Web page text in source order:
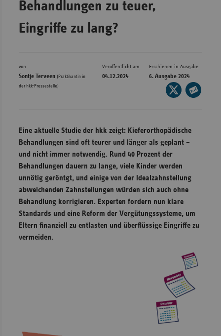
Hessen
Behandlungen zu teuer,
Eingriffe zu lang?
von
Sontje Terveen (Praktikantin in
der hkk-Pressestelle)
Veröffentlicht am
04.12.2024
Erschienen in Ausgabe
6. Ausgabe 2024
Seite
auf
Eine aktuelle Studie der hkk zeigt: Kieferorthopädische
Behandlungen sind oft teurer und länger als geplant –
und nicht immer notwendig. Rund 40 Prozent der
Behandlungen dauern zu lange, viele Kinder werden
unnötig geröntgt, und einige von der Idealzahnstellung
abweichenden Zahnstellungen würden sich auch ohne
Behandlung korrigieren. Experten fordern nun klare
Standards und eine Reform der Vergütungssysteme, um
Eltern finanziell zu entlasten und überflüssige Eingriffe zu
vermeiden.